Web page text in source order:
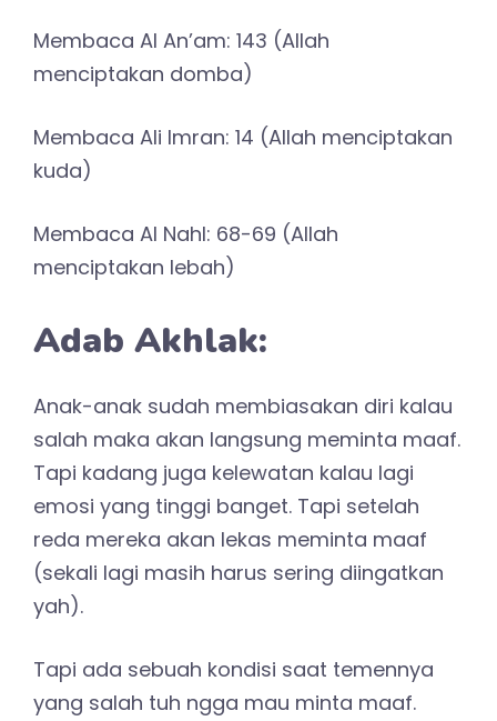
Membaca Al An’am: 143 (Allah
menciptakan domba)
Membaca Ali Imran: 14 (Allah menciptakan
kuda)
Membaca Al Nahl: 68-69 (Allah
menciptakan lebah)
Adab Akhlak:
Anak-anak sudah membiasakan diri kalau
salah maka akan langsung meminta maaf.
Tapi kadang juga kelewatan kalau lagi
emosi yang tinggi banget. Tapi setelah
reda mereka akan lekas meminta maaf
(sekali lagi masih harus sering diingatkan
yah).
Tapi ada sebuah kondisi saat temennya
yang salah tuh ngga mau minta maaf.